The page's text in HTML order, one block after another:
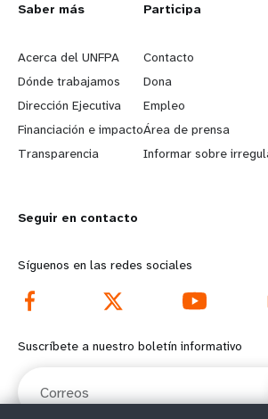
L
e
a
r
n
o
r
e
f
o
Saber más
Acerca del UNFPA
Dónde trabajamos
Dirección Ejecutiva
Financiación e impacto
Transparencia
G
o
b
e
y
d
o
t
Participa
Contacto
Dona
Empleo
Área de prensa
Informar sobre
Seguir en contacto
Síguenos en las redes sociales
Suscríbete a nuestro boletín informativo